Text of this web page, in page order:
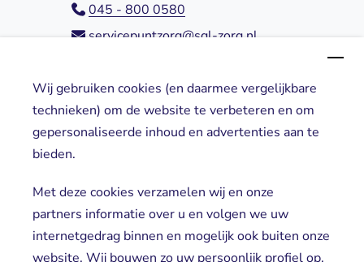
Wij gebruiken cookies (en daarmee vergelijkbare
technieken) om de website te verbeteren en om
gepersonaliseerde inhoud en advertenties aan te
bieden.
Met deze cookies verzamelen wij en onze
partners informatie over u en volgen we uw
internetgedrag binnen en mogelijk ook buiten onze
website. Wij bouwen zo uw persoonlijk profiel op.
045 - 800 0580
servicepuntzorg@sgl-zorg.nl
Direct naar
Locaties
Vrijwilligers